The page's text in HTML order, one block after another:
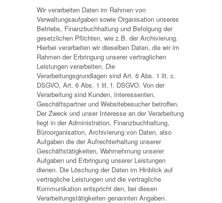
Wir verarbeiten Daten im Rahmen von
Verwaltungsaufgaben sowie Organisation unseres
Betriebs, Finanzbuchhaltung und Befolgung der
gesetzlichen Pflichten, wie z.B. der Archivierung.
Hierbei verarbeiten wir dieselben Daten, die wir im
Rahmen der Erbringung unserer vertraglichen
Leistungen verarbeiten. Die
Verarbeitungsgrundlagen sind Art. 6 Abs. 1 lit. c.
DSGVO, Art. 6 Abs. 1 lit. f. DSGVO. Von der
Verarbeitung sind Kunden, Interessenten,
Geschäftspartner und Websitebesucher betroffen.
Der Zweck und unser Interesse an der Verarbeitung
liegt in der Administration, Finanzbuchhaltung,
Büroorganisation, Archivierung von Daten, also
Aufgaben die der Aufrechterhaltung unserer
Geschäftstätigkeiten, Wahrnehmung unserer
Aufgaben und Erbringung unserer Leistungen
dienen. Die Löschung der Daten im Hinblick auf
vertragliche Leistungen und die vertragliche
Kommunikation entspricht den, bei diesen
Verarbeitungstätigkeiten genannten Angaben.